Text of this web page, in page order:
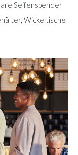
Seifenspender
Wickeltische